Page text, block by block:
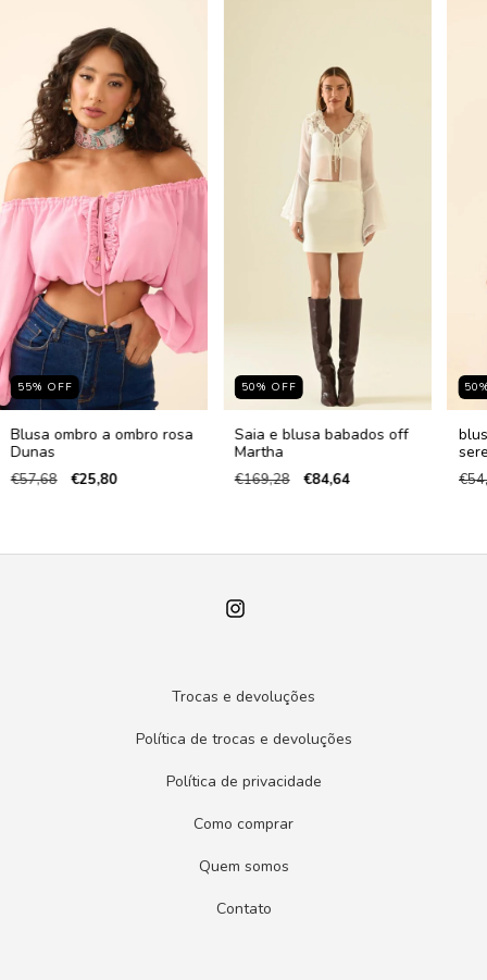
55% OFF
Blusa ombro a ombro rosa
Dunas
€57,68 €25,80
50% OFF
Saia e blusa babados off
Martha
€169,28 €84,64
50
Trocas e devoluções
Política de trocas e devoluções
Política de privacidade
Como comprar
Quem somos
Contato